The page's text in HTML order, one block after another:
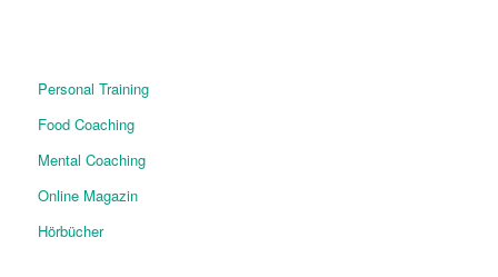
Personal Training
Food Coaching
Mental Coaching
Online Magazin
Hörbücher